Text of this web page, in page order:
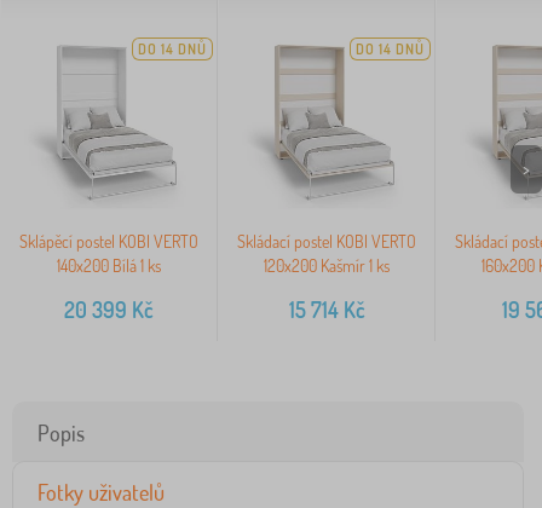
DO 14 DNŮ
Sklápěcí postel KOBI VERTO
140x200 Bílá 1 ks
20 399 Kč
DO 14 DNŮ
Skládací postel KOBI VERTO
120x200 Kašmír 1 ks
15 714Kč
Skládací
160x200
19
>
Popis
Fotky uživatelů